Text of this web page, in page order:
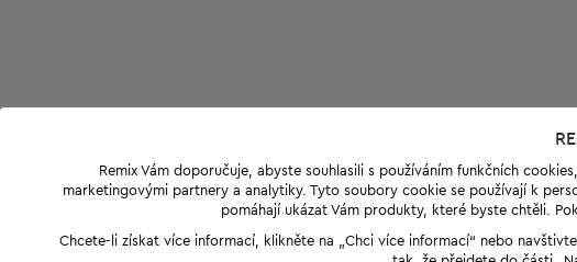
Remix Vám doporučuje, abyste souhlasili s používáním funkčních
marketingovými partnery a analytiky. Tyto soubory cookie se používají k
pomáhají ukázat Vám produkty, které byste chtěli.
Chcete-li získat více informací, klikněte na „Chci více informací“ nebo